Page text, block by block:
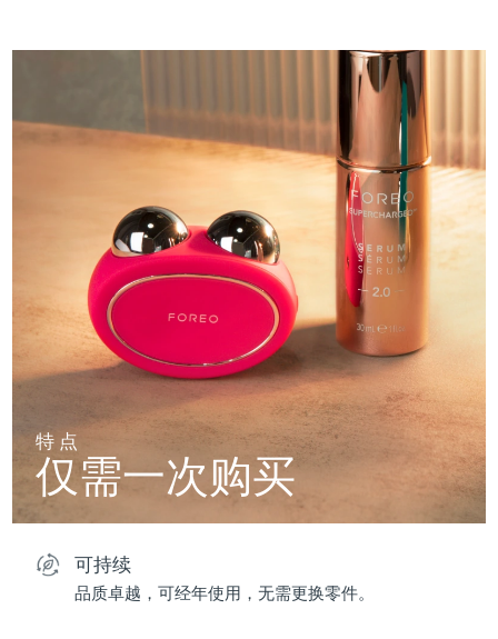
特点
仅需一次购买
可持续
品质卓越，可经年使用，无需更换零件。